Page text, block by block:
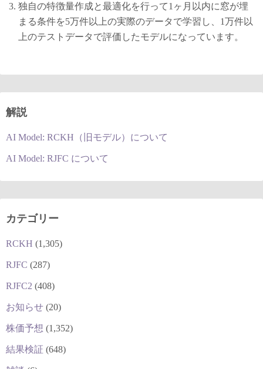
独自の特徴量作成と最適化を行って1ヶ月以内に窓が埋
まる条件を5万件以上の実際のデータで学習し、1万件以
上のテストデータで評価したモデルになっています。
解説
AI Model: RCKH（旧モデル）について
AI Model: RJFC について
カテゴリー
RCKH (1,305)
RJFC (287)
RJFC2 (408)
お知らせ (20)
株価予想 (1,352)
結果検証 (648)